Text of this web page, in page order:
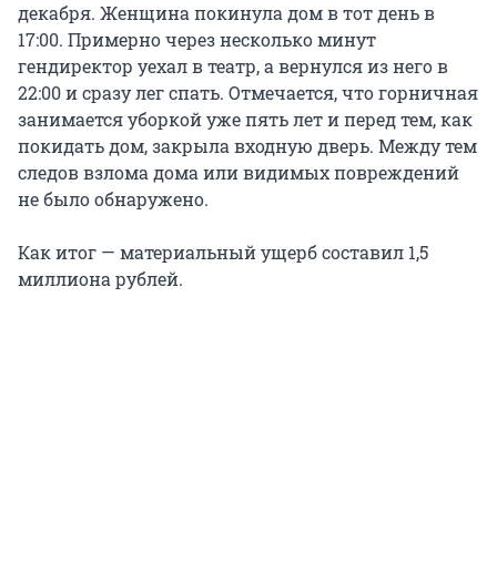
декабря. Женщина покинула дом в тот день в
17:00. Примерно через несколько минут
гендиректор уехал в театр, а вернулся из него в
22:00 и сразу лег спать. Отмечается, что горничная
занимается уборкой уже пять лет и перед тем, как
покидать дом, закрыла входную дверь. Между тем
следов взлома дома или видимых повреждений
не было обнаружено.
Как итог — материальный ущерб составил 1,5
миллиона рублей.